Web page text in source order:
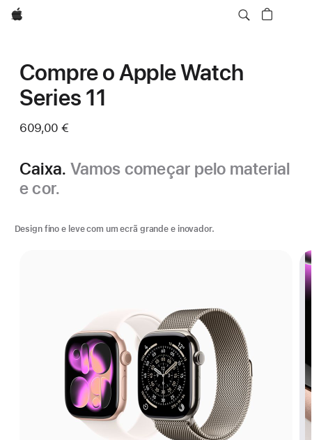
Apple
Compre o Apple Watch
Series 11
609,00 €
Caixa. Vamos começar pelo material
e cor.
Design fino e leve com um ecrã grande e inovador.